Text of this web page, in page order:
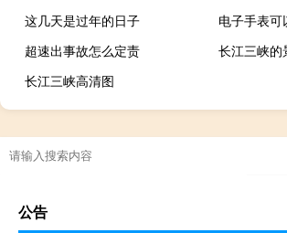
这几天是过年的日子
电子手表可
超速出事故怎么定责
长江三峡的
长江三峡高清图
公告